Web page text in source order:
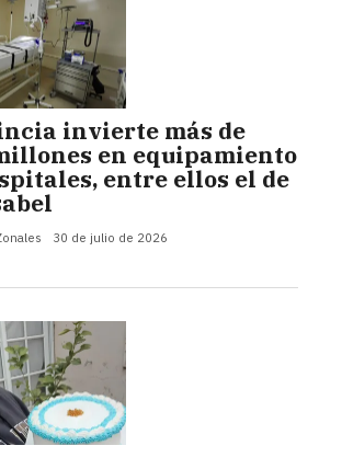
invierte más de
en equipamiento
entre ellos el de
30 de julio de 2026